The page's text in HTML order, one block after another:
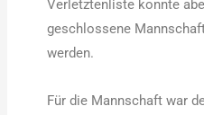
Verletztenliste konnte
geschlossene
werden.
Für die Mannschaft war